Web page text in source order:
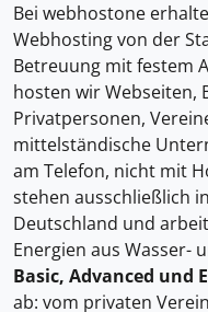
Bei webhostone
Webhosting von der
Betreuung mit festem
hosten wir Webseiten,
Privatpersonen,
mittelständische
am Telefon, nicht mit
stehen ausschließlich
Deutschland und
Energien aus Wasser-
Basic, Advanced und
ab: vom privaten